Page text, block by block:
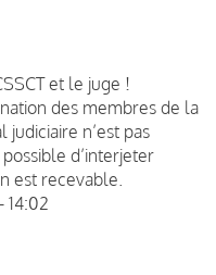
et le juge !
des membres de la
judiciaire n’est pas
d’interjeter
est recevable.